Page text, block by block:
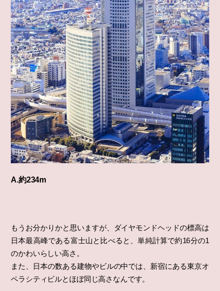
A.約234m
もうお分かりかと思いますが、ダイヤモンドヘッドの標高は
日本最高峰である富士山と比べると、単純計算で約16分の1
のかわいらしい高さ。
また、日本の数ある建物やビルの中では、新宿にある東京オ
ペラシティビルとほぼ同じ高さなんです。